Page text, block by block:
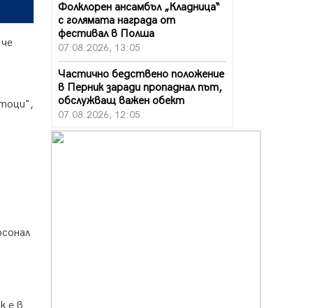
Фолклорен ансамбъл „Кладница“
с голямата награда от
фестивал в Полша
07.08.2026, 13:05
Частично бедствено положение
в Перник заради пропаднал път,
обслужващ важен обект
07.08.2026, 12:05
Да отговорим на жегите с филм